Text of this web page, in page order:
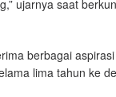
ujarnya saat
berbagai
lima tahun ke